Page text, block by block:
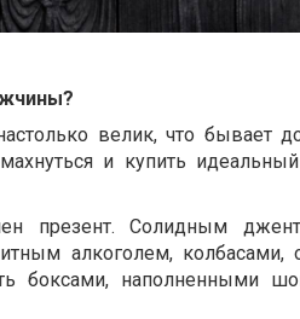
велик, что бывает
и купить
презент. Солидным
алкоголем, колбасами,
боксами, наполненными